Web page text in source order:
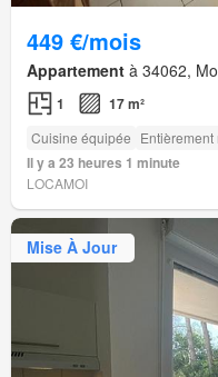
449 €/mois
Appartement à 34062,
1 17 m²
Cuisine équipée Entièrement
Il y a 23 heures 1 minute
LOCAMOI
Mise À Jour